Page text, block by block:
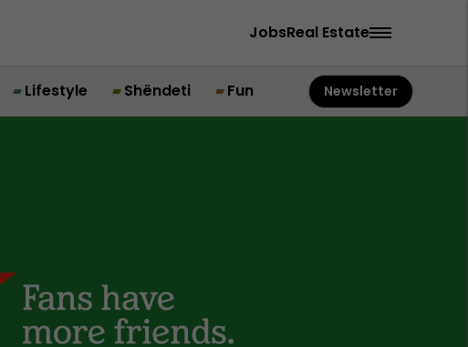
JobsReal Estate
Lifestyle Shëndeti Fun Newsletter